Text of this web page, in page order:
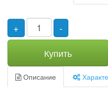
+
-
Купить
Описание